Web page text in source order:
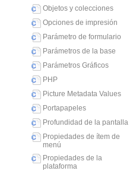
Objetos y colecciones
Opciones de impresión
Parámetro de formulario
Parámetros de la base
Parámetros Gráficos
PHP
Picture Metadata Values
Portapapeles
Profundidad de la pantalla
Propiedades de ítem de
menú
Propiedades de la
plataforma